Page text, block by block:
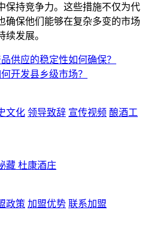
保持竞争力。这些措施不仅为代
确保他们能够在复杂多变的市场
发展。
供应的稳定性如何确保？
开发县乡级市场？
文化 领导致辞 宣传视频 酿酒工
藏 杜康酒庄
政策 加盟优势 联系加盟